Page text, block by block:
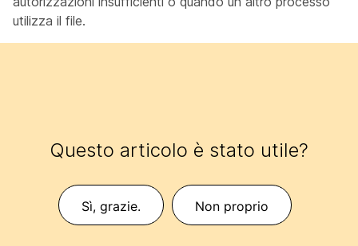
utilizza il file.
Questo articolo è stato utile?
Sì, grazie. Non proprio